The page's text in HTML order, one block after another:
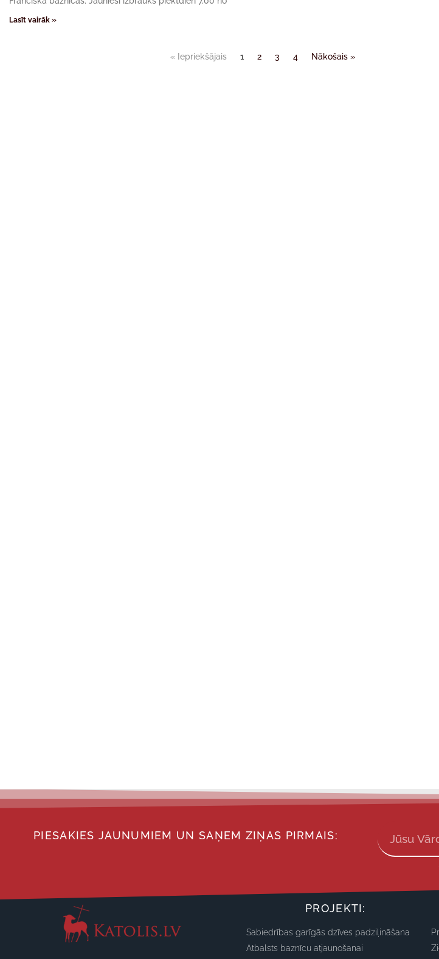
Lasīt vairāk »
« Iepriekšājais 1 2 3 4 Nākošais »
PIESAKIES JAUNUMIEM UN SAŅEM ZIŅAS PIRMAIS:
PROJEKTI:
Sabiedrības garīgās dzīves padziļināšana
Atbalsts baznīcu atjaunošanai